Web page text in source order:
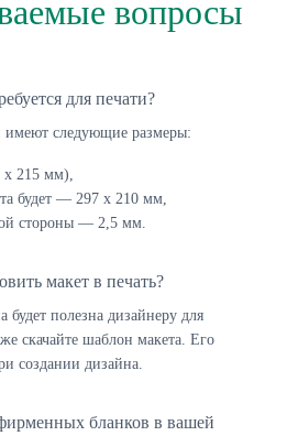
вопросы
для печати?
следующие размеры:
х 215 мм),
будет — 297 х 210 мм,
стороны — 2,5 мм.
макет в печать?
будет полезна дизайнеру для
скачайте шаблон макета. Его
создании дизайна.
бланков в вашей